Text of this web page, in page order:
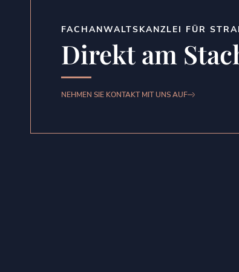
FACHANWALTSKANZLEI FÜR
Direkt am
NEHMEN SIE KONTAKT MIT UNS AUF